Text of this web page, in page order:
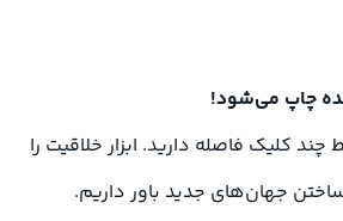
چاپ می‌شود!
چند کلیک فاصله دارید. ابزار خلاقیت را
ساختن جهان‌های جدید باور داریم.